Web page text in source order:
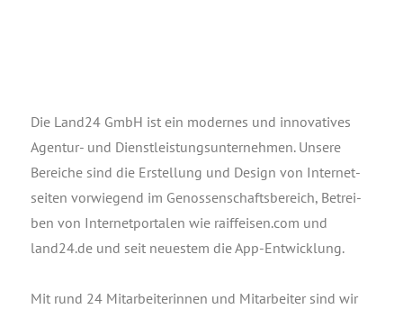
Die Land24 GmbH ist ein moder­nes und inno­va­ti­ves
Agen­tur- und Dienst­leis­tungs­un­ter­neh­men. Unse­re
Berei­che sind die Erstel­lung und Design von Inter­net­
sei­ten vor­wie­gend im Genos­sen­schafts­be­reich, Betrei­
ben von Inter­net­por­ta­len wie raiffeisen.com und
land24.de und seit neu­es­tem die App-Entwicklung.
Mit rund 24 Mit­ar­bei­te­rin­nen und Mit­ar­bei­ter sind wir